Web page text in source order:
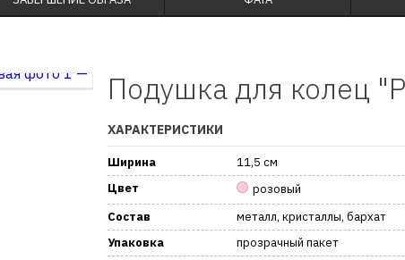
Подушка для колец
ХАРАКТЕРИСТИКИ
Ширина
11,5 см
Цвет
розовый
Состав
металл, кристаллы, бархат
Упаковка
прозрачный пакет